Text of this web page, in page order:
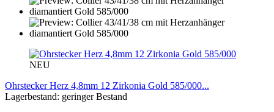
NEU
Ohrstecker Herz 4,8mm 12 Zirkonia Gold 585/000...
Lagerbestand: geringer Bestand